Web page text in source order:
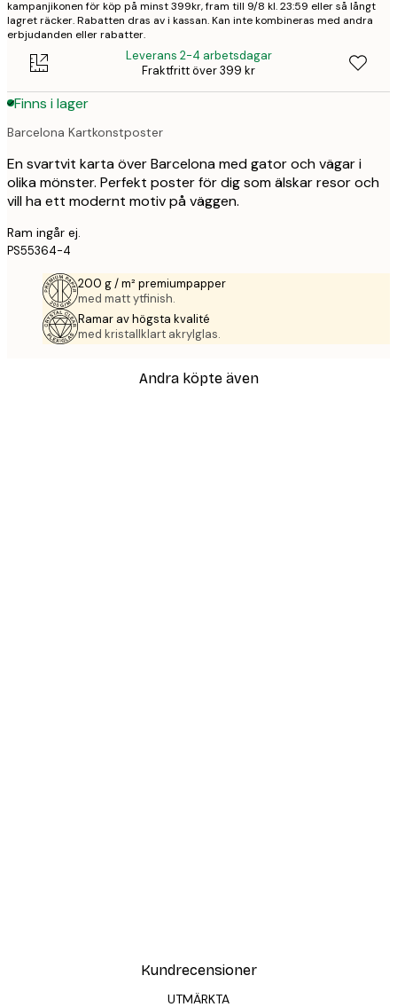
kampanjikonen för köp på minst 399kr, fram till 9/8 kl. 23:59 eller så långt
lagret räcker. Rabatten dras av i kassan. Kan inte kombineras med andra
erbjudanden eller rabatter.
Leverans 2-4 arbetsdagar
Fraktfritt över 399 kr
Finns i lager
Barcelona Kartkonstposter
En svartvit karta över Barcelona med gator och vägar i
olika mönster. Perfekt poster för dig som älskar resor och
vill ha ett modernt motiv på väggen.
Ram ingår ej.
PS55364-4
200 g / m² premiumpapper
med matt ytfinish.
Ramar av högsta kvalité
med kristallklart akrylglas.
Andra köpte även
Kundrecensioner
UTMÄRKTA